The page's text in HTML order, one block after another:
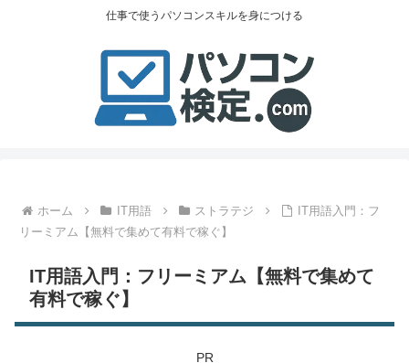
仕事で使うパソコンスキルを身につける
ホーム IT用語 ストラテジ
IT用語入門：フ
リーミアム【無料で集めて有料で稼ぐ】
IT用語入門：フリーミアム【無料で集めて
有料で稼ぐ】
PR